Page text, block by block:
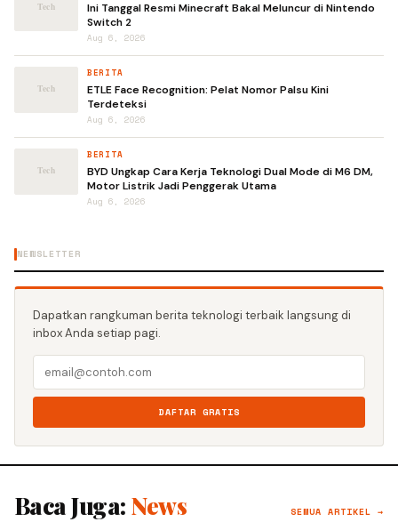
Ini Tanggal Resmi Minecraft Bakal Meluncur di Nintendo
Switch 2
Aug 6, 2026
BERITA
ETLE Face Recognition: Pelat Nomor Palsu Kini
Terdeteksi
Aug 6, 2026
BERITA
BYD Ungkap Cara Kerja Teknologi Dual Mode di M6 DM,
Motor Listrik Jadi Penggerak Utama
Aug 6, 2026
NEWSLETTER
Dapatkan rangkuman berita teknologi terbaik langsung di
inbox Anda setiap pagi.
DAFTAR GRATIS
Baca Juga: News SEMUA ARTIKEL →